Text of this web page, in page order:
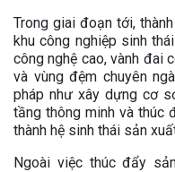
Trong giai đoạn tới,
khu công nghiệp sinh
công nghệ cao, vành đai
và vùng đệm chuyên
pháp như xây dựng cơ
tầng thông minh và thúc
thành hệ sinh thái sản
Ngoài việc thúc đẩy